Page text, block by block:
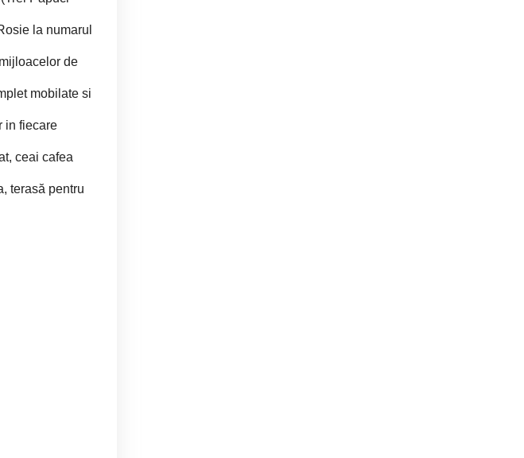
la numarul
de
mobilate si
in fiecare
ceai cafea
terasă pentru